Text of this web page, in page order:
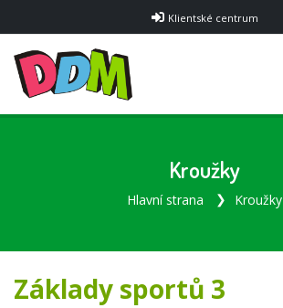
Klientské centrum
Kroužky
Hlavní strana Kroužky
Základy sportů 3